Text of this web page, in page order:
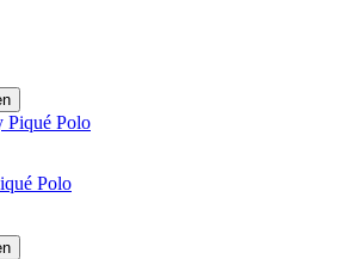
Polo